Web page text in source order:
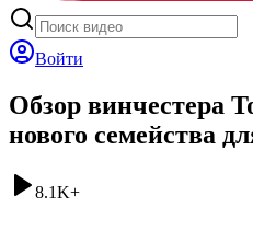
Войти
Обзор винчестера
нового семейства
8.1K+